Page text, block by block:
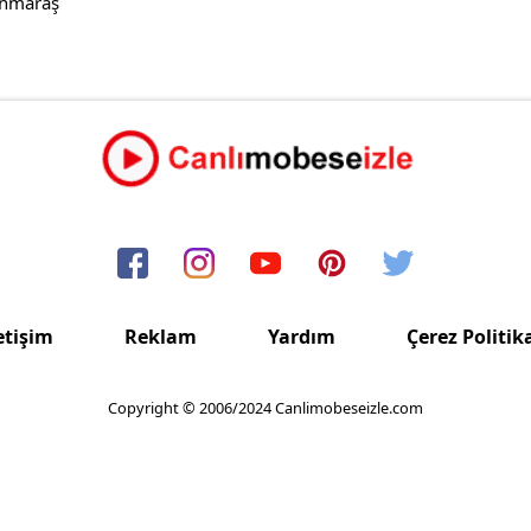
Reklam Yardım Çerez
Copyright © 2006/2024 Canlimobeseizle.com